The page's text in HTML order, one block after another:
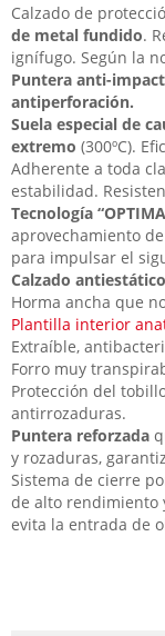
Calzado de
de metal fundido.
ignífugo. Según la
Puntera anti-
antiperforación.
Suela especial de
extremo (300ºC).
Adherente a toda
estabilidad.
Tecnología
aprovechamiento
para impulsar el
Calzado antiestático
Horma ancha que
Plantilla interior
Extraíble,
Forro muy
Protección del
antirrozaduras.
Puntera reforzada
y rozaduras,
Sistema de cierre
de alto rendimiento
evita la entrada de